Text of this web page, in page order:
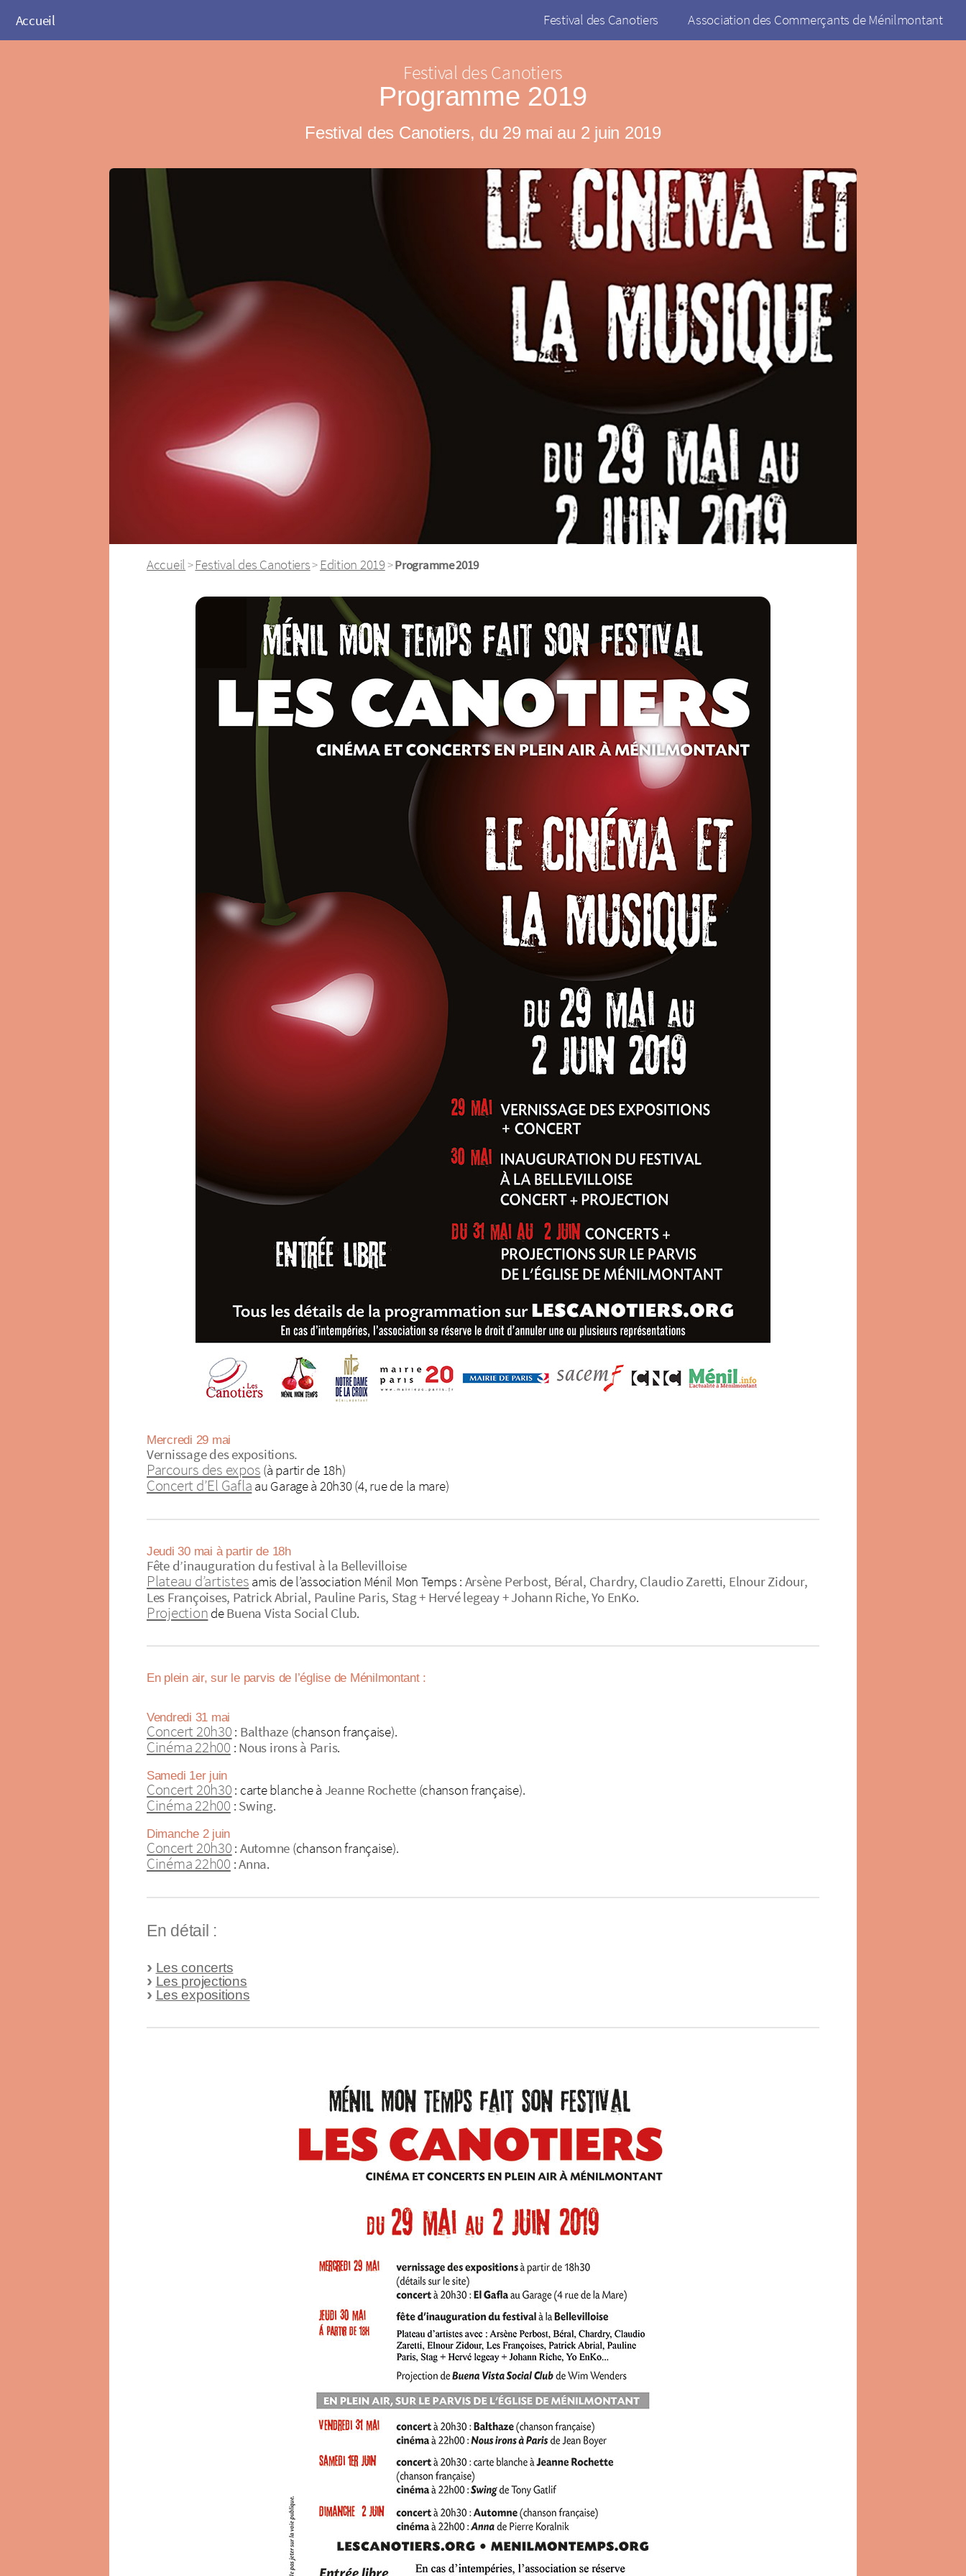
Accueil Festival des Canotiers Association des Commerçants de Ménilmontant
Festival des Canotiers
Programme 2019
Festival des Canotiers, du 29 mai au 2 juin 2019
Accueil >Festival des Canotiers>Edition 2019>Programme 2019
Mercredi 29 mai
Vernissage des expositions.
Parcours des expos (à partir de 18h)
Concert d’El Gafla au Garage à 20h30 (4, rue de la mare)
Jeudi 30 mai à partir de 18h
Fête d’inauguration du festival à la Bellevilloise
Plateau d’artistes amis de l’association Ménil Mon Temps : Arsène Perbost, Béral, Chardry, Claudio Zaretti, Elnour Zidour,
Les Françoises, Patrick Abrial, Pauline Paris, Stag + Hervé legeay + Johann Riche, Yo EnKo.
Projection deBuena Vista Social Club.
En plein air, sur le parvis de l’église de Ménilmontant :
Vendredi 31 mai
Concert 20h30 : Balthaze(chanson française).
Cinéma 22h00 : Nous irons à Paris.
Samedi 1er juin
Concert 20h30 : carte blanche à Jeanne Rochette(chanson française).
Cinéma 22h00 : Swing.
Dimanche 2 juin
Concert 20h30 : Automne (chanson française).
Cinéma 22h00 :Anna.
En détail :
Les concerts
Les projections
Les expositions